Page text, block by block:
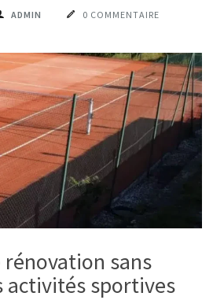
ADMIN 0 COMMENTAIRE
sans
activités sportives